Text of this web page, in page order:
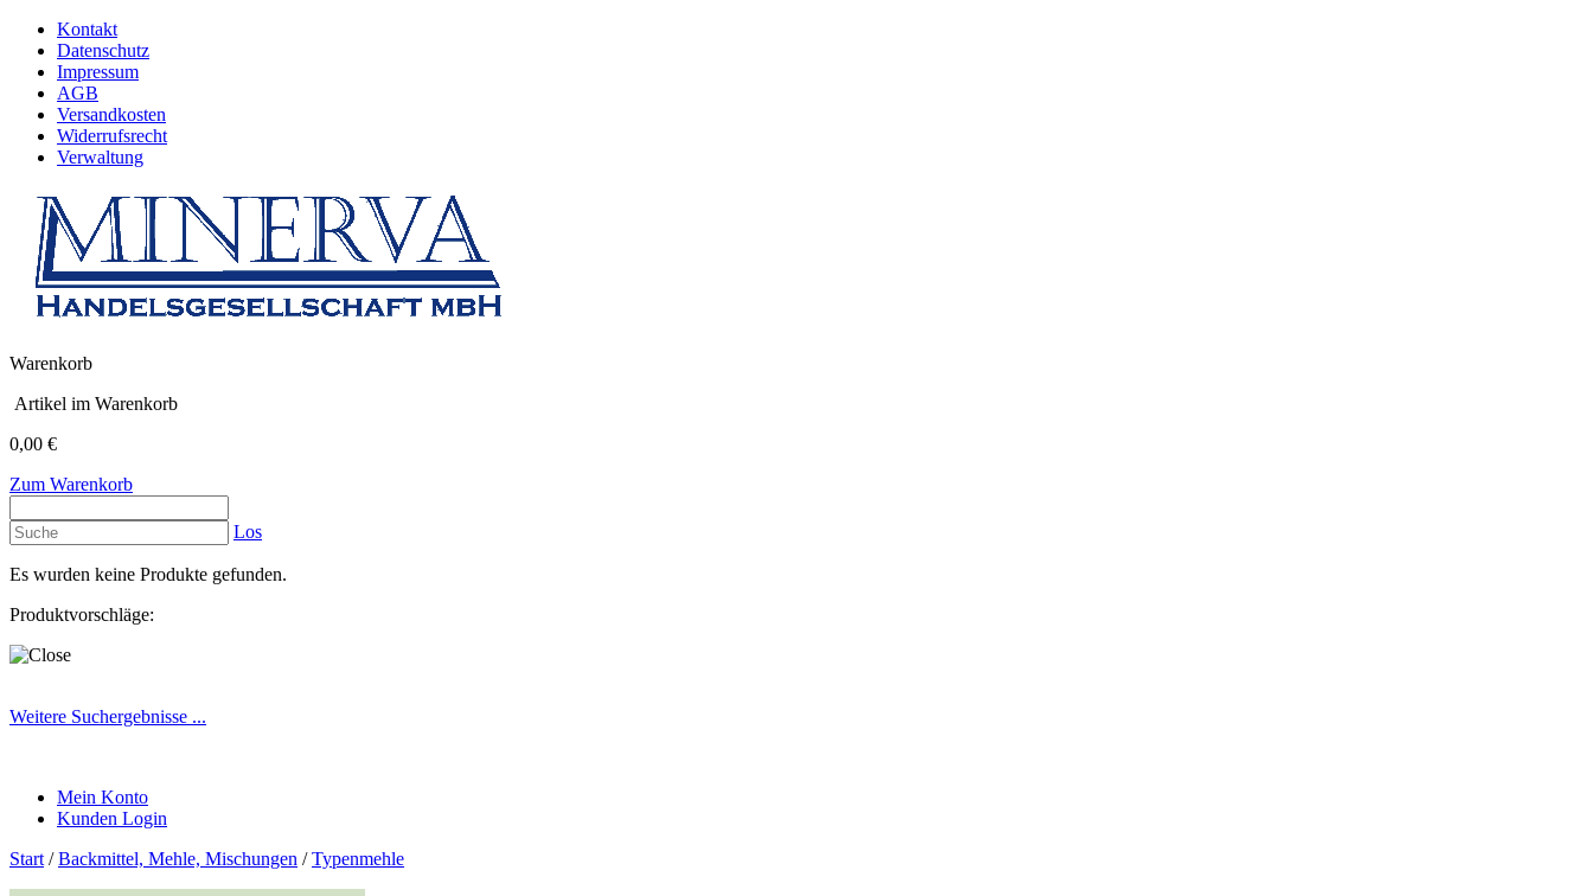
Kontakt
Datenschutz
Impressum
AGB
Versandkosten
Widerrufsrecht
Verwaltung
Warenkorb
Artikel im Warenkorb
0,00 €
Zum Warenkorb
Los
Es wurden keine Produkte gefunden.
Produktvorschläge:
Weitere Suchergebnisse ...
Mein Konto
Kunden Login
Start /Backmittel, Mehle, Mischungen /Typenmehle